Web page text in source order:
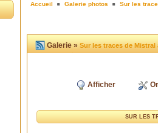
Accueil Galerie photos Sur les
Galerie »Sur les traces de Mistral
Afficher
SUR LES